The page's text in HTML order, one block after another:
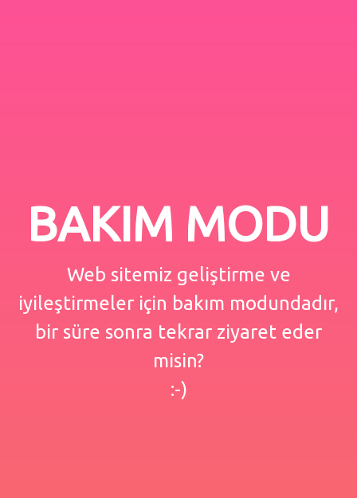
BAKIM MODU
Web sitemiz geliştirme ve
iyileştirmeler için bakım modundadır,
bir süre sonra tekrar ziyaret eder
misin?
:-)